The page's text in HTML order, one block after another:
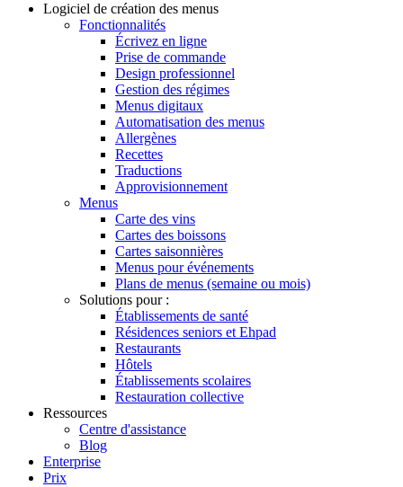
navigation
Logiciel de création des menus
Fonctionnalités
Écrivez en ligne
Prise de commande
Design professionnel
Gestion des régimes
Menus digitaux
Automatisation des menus
Allergènes
Recettes
Traductions
Approvisionnement
Menus
Carte des vins
Cartes des boissons
Cartes saisonnières
Menus pour événements
Plans de menus (semaine ou mois)
Solutions pour :
Établissements de santé
Résidences seniors et Ehpad
Restaurants
Hôtels
Établissements scolaires
Restauration collective
Ressources
Centre d'assistance
Blog
Enterprise
Prix